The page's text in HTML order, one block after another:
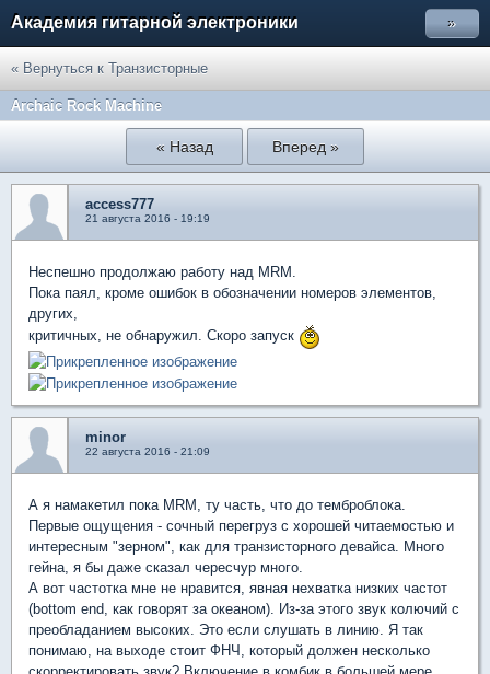
Академия гитарной электроники »
« Вернуться к Транзисторные
Archaic Rock Machine
« Назад Вперед »
access777
21 августа 2016 - 19:19
Неспешно продолжаю работу над MRM.
Пока паял, кроме ошибок в обозначении номеров элементов,
других,
критичных, не обнаружил. Скоро запуск
minor
22 августа 2016 - 21:09
А я намакетил пока MRM, ту часть, что до темброблока.
Первые ощущения - сочный перегруз с хорошей читаемостью и
интересным "зерном", как для транзисторного девайса. Много
гейна, я бы даже сказал чересчур много.
А вот частотка мне не нравится, явная нехватка низких частот
(bottom end, как говорят за океаном). Из-за этого звук колючий с
преобладанием высоких. Это если слушать в линию. Я так
понимаю, на выходе стоит ФНЧ, который должен несколько